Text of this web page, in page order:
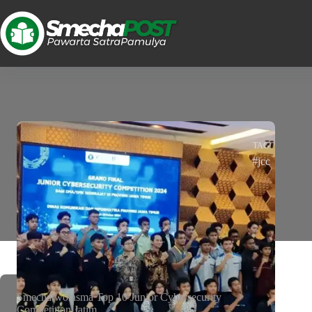
TAG
#jcc
Smechatwolasma Top 10 Junior Cybersecurity
Competition Jatim